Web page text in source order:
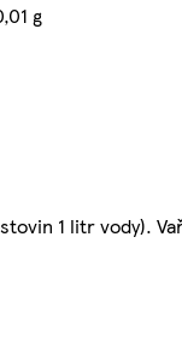
g
1 litr vody).